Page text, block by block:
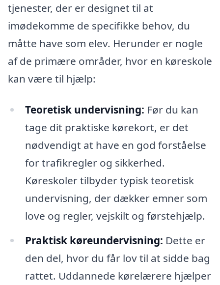
tjenester, der er designet til at
imødekomme de specifikke behov, du
måtte have som elev. Herunder er nogle
af de primære områder, hvor en køreskole
kan være til hjælp:
Teoretisk undervisning: Før du kan
tage dit praktiske kørekort, er det
nødvendigt at have en god forståelse
for trafikregler og sikkerhed.
Køreskoler tilbyder typisk teoretisk
undervisning, der dækker emner som
love og regler, vejskilt og førstehjælp.
Praktisk køreundervisning: Dette er
den del, hvor du får lov til at sidde bag
rattet. Uddannede kørelærere hjælper